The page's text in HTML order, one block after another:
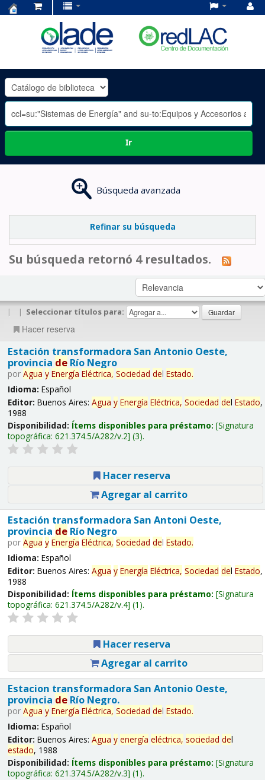
OLADE
-
Ir
Búsqueda avanzada
Refinar su búsqueda
Su búsqueda retornó 4 resultados.
| | Seleccionar títulos para:
Hacer reserva
Estación transformadora San Antonio Oeste,
provincia deRío Negro
por Agua y Energía Eléctrica, Sociedad del Estado.
Idioma: Español
Editor: Buenos Aires: Agua y Energía Eléctrica, Sociedad del Estado,
1988
Disponibilidad: Ítems disponibles para préstamo: Signatura
topográfica: 621.374.5/A282/v.2 (3).
Hacer reserva
Agregar al carrito
Estación transformadora San Antoni Oeste,
provincia deRío Negro
por Agua y Energía Eléctrica, Sociedad del Estado.
Idioma: Español
Editor: Buenos Aires: Agua y Energía Eléctrica, Sociedad del Estado,
1988
Disponibilidad: Ítems disponibles para préstamo: Signatura
topográfica: 621.374.5/A282/v.4 (1).
Hacer reserva
Agregar al carrito
Estacion transformadora San Antonio Oeste,
provincia deRío Negro.
por Agua y Energía Eléctrica, Sociedad del Estado.
Idioma: Español
Editor: Buenos Aires: Agua y energía eléctrica, sociedad del
estado, 1988
Disponibilidad: Ítems disponibles para préstamo: Signatura
topográfica: 621.374.5/A282/v.3 (1).